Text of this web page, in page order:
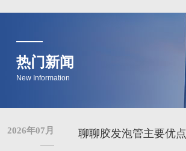
热门新闻
New Information
2026年07月 聊聊胶发泡管主要优点